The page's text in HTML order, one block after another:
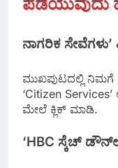
ಪಡೆಯುವುದು
ನಾಗರಿಕ
ಮುಖಪುಟದಲ್ಲಿ ನಿಮಗೆ
‘Citizen
ಮೇಲೆ ಕ್ಲಿಕ್ ಮಾಡಿ.
‘HBC ಸ್ಕೆಚ್